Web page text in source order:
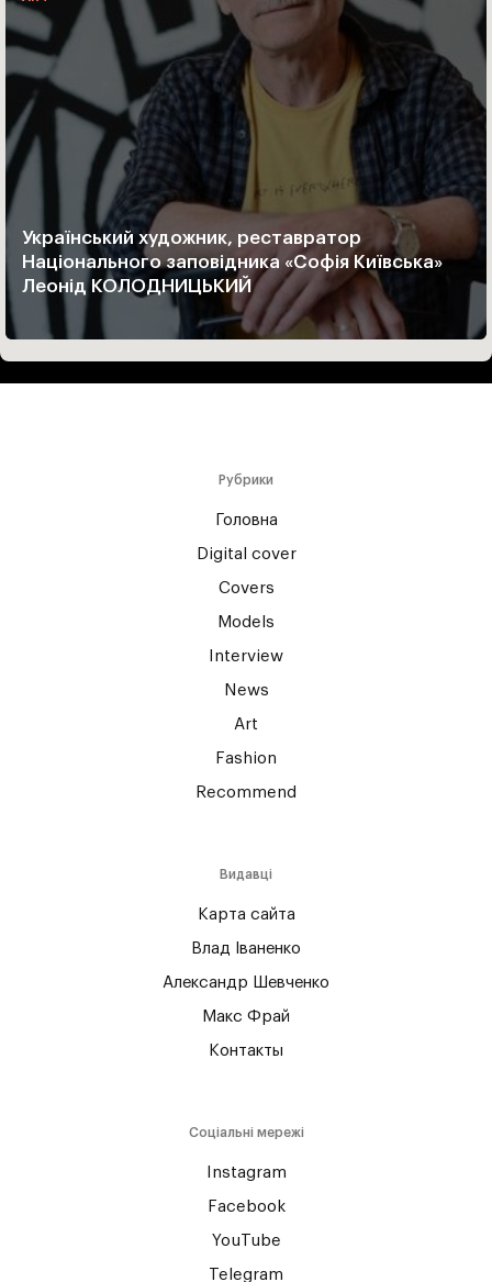
Український художник, реставратор
Національного заповідника «Софія Київська»
Леонід КОЛОДНИЦЬКИЙ
Рубрики
Головна
Digital cover
Covers
Models
Interview
News
Art
Fashion
Recommend
Видавці
Карта сайта
Влад Іваненко
Александр Шевченко
Макс Фрай
Контакты
Соціальні мережі
Instagram
Facebook
YouTube
Telegram